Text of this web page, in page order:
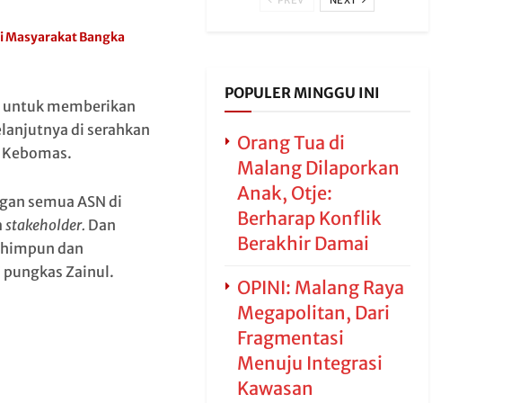
Masyarakat Bangka
untuk memberikan
di serahkan
semua ASN di
stakeholder. Dan
dan
pungkas Zainul.
POPULER MINGGU INI
Orang Tua di
Malang Dilaporkan
Anak, Otje:
Berharap Konflik
Berakhir Damai
OPINI: Malang Raya
Megapolitan, Dari
Fragmentasi
Menuju Integrasi
Kawasan